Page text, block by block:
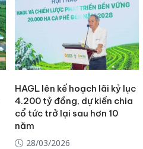
HAGL lên kế hoạch lãi kỷ lục
4.200 tỷ đồng, dự kiến chia
cổ tức trở lại sau hơn 10
năm
28/03/2026